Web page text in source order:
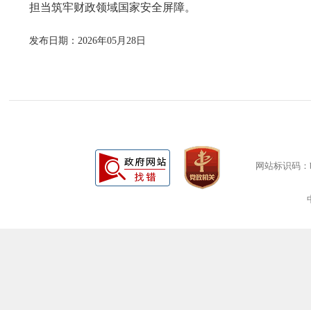
担当筑牢财政领域国家安全屏障。
发布日期：2026年05月28日
网站标识码